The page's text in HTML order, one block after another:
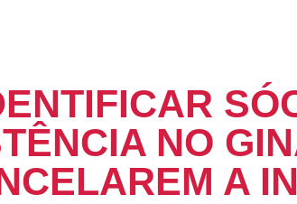
NO
A